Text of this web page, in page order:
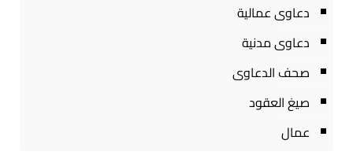
دعاوى عمالية
دعاوى مدنية
صحف الدعاوى
صيغ العقود
عمال